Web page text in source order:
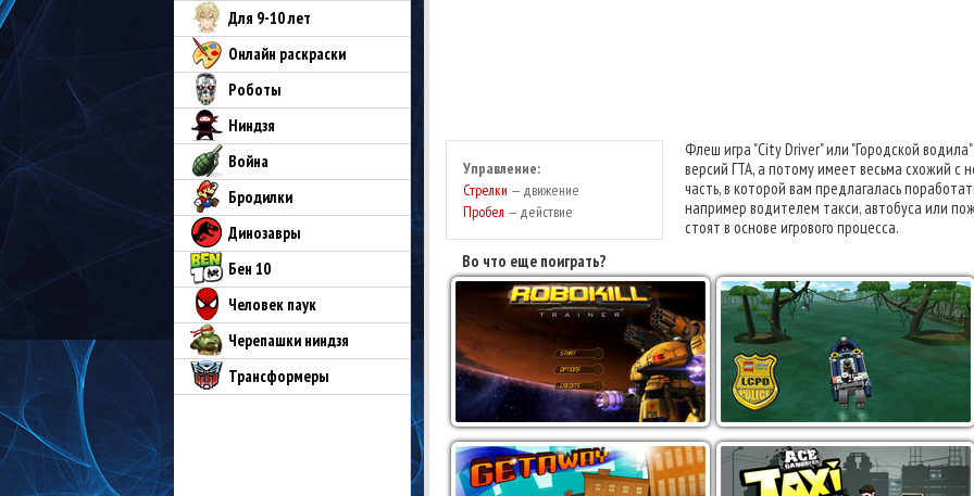
Для 9-10 лет
Онлайн раскраски
Роботы
Ниндзя
Война
Бродилки
Динозавры
Бен 10
Человек паук
Черепашки ниндзя
Трансформеры
Управление:
Стрелки — движение
Пробел — действие
Флеш игра "City Driver" или "Городской
версий ГТА, а потому имеет весьма схожий с
часть, в которой вам предлагалась
например водителем такси, автобуса или
стоят в основе игрового процесса.
Во что еще поиграть?